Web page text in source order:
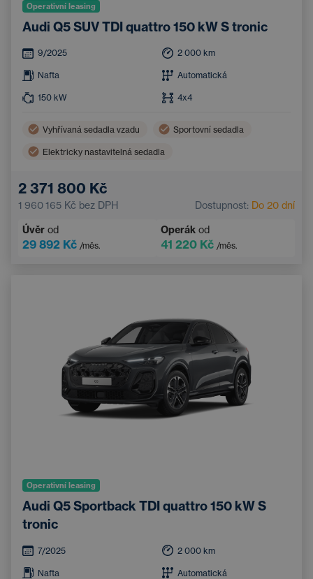
Operativní leasing
Audi Q5 SUV TDI quattro 150 kW S tronic
9/2025 2 000 km
Nafta Automatická
150 kW 4x4
Vyhřívaná sedadla vzadu Sportovní sedadla
Elektricky nastavitelná sedadla
2 371 800 Kč
1 960 165 Kč bez DPH Dostupnost: Do 20 dní
Úvěr od
29 892 Kč /měs.
Operák od
41 220 Kč /měs.
Operativní leasing
Audi Q5 Sportback TDI quattro 150 kW S
tronic
7/2025 2 000 km
Nafta Automatická